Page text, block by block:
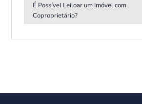
É Possível Leiloar um Imóvel com
Coproprietário?